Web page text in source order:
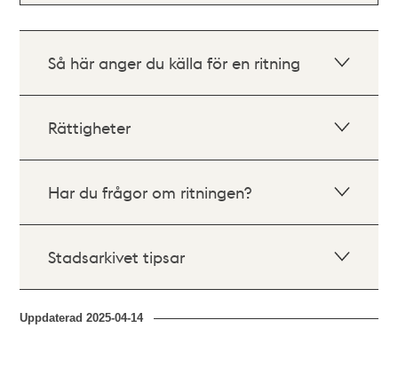
Så här anger du källa för en ritning
Rättigheter
Har du frågor om ritningen?
Stadsarkivet tipsar
Uppdaterad2025-04-14